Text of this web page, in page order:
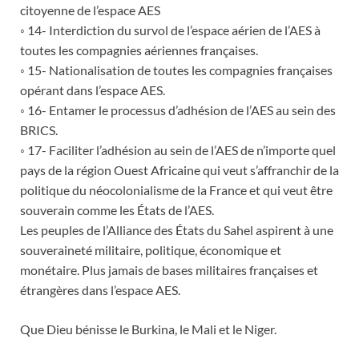
citoyenne de l’espace AES
◦ 14- Interdiction du survol de l’espace aérien de l’AES à
toutes les compagnies aériennes françaises.
◦ 15- Nationalisation de toutes les compagnies françaises
opérant dans l’espace AES.
◦ 16- Entamer le processus d’adhésion de l’AES au sein des
BRICS.
◦ 17- Faciliter l’adhésion au sein de l’AES de n’importe quel
pays de la région Ouest Africaine qui veut s’affranchir de la
politique du néocolonialisme de la France et qui veut être
souverain comme les États de l’AES.
Les peuples de l’Alliance des États du Sahel aspirent à une
souveraineté militaire, politique, économique et
monétaire. Plus jamais de bases militaires françaises et
étrangères dans l’espace AES.
Que Dieu bénisse le Burkina, le Mali et le Niger.